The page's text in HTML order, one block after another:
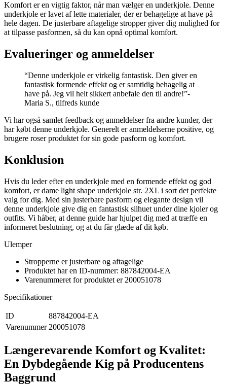
Komfort er en vigtig faktor, når man vælger en underkjole. Denne
underkjole er lavet af lette materialer, der er behagelige at have på
hele dagen. De justerbare aftagelige stropper giver dig mulighed for
at tilpasse pasformen, så du kan opnå optimal komfort.
Evalueringer og anmeldelser
“Denne underkjole er virkelig fantastisk. Den giver en
fantastisk formende effekt og er samtidig behagelig at
have på. Jeg vil helt sikkert anbefale den til andre!”-
Maria S., tilfreds kunde
Vi har også samlet feedback og anmeldelser fra andre kunder, der
har købt denne underkjole. Generelt er anmeldelserne positive, og
brugere roser produktet for sin gode pasform og komfort.
Konklusion
Hvis du leder efter en underkjole med en formende effekt og god
komfort, er dame light shape underkjole str. 2XL i sort det perfekte
valg for dig. Med sin justerbare pasform og elegante design vil
denne underkjole give dig en fantastisk silhuet under dine kjoler og
outfits. Vi håber, at denne guide har hjulpet dig med at træffe en
informeret beslutning, og at du får glæde af dit køb.
Ulemper
Stropperne er justerbare og aftagelige
Produktet har en ID-nummer: 887842004-EA
Varenummeret for produktet er 200051078
Specifikationer
ID
887842004-EA
Varenummer 200051078
Længerevarende Komfort og Kvalitet:
En Dybdegående Kig på Producentens
Baggrund